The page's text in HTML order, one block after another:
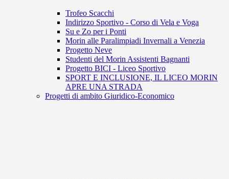
Trofeo Scacchi
Indirizzo Sportivo - Corso di Vela e Voga
Su e Zo per i Ponti
Morin alle Paralimpiadi Invernali a Venezia
Progetto Neve
Studenti del Morin Assistenti Bagnanti
Progetto BICI - Liceo Sportivo
SPORT E INCLUSIONE, IL LICEO MORIN
APRE UNA STRADA
Progetti di ambito Giuridico-Economico